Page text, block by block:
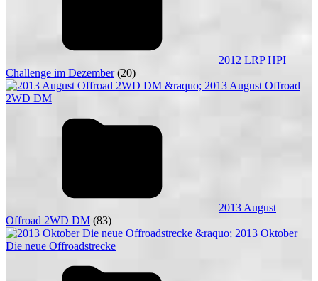
2012 LRP HPI
Challenge im Dezember (20)
2013 August
Offroad 2WD DM (83)